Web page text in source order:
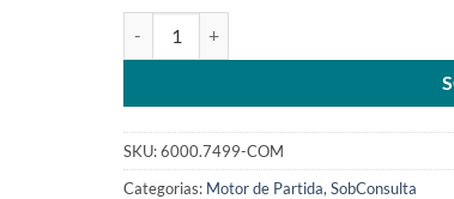
SKU:6000.7499-COM
Categorias: Motor de Partida, SobConsulta